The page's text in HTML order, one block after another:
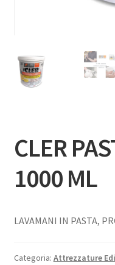
CLER
1000 ML
LAVAMANI IN PASTA,
Categoria: Attrezzature